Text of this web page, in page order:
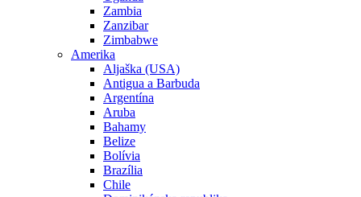
Zambia
Zanzibar
Zimbabwe
Amerika
Aljaška (USA)
Antigua a Barbuda
Argentína
Aruba
Bahamy
Belize
Bolívia
Brazília
Chile